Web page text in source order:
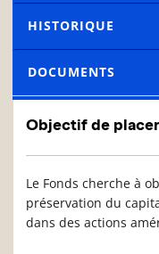
HISTORIQUE
DOCUMENTS
Objectif de
Le Fonds cherche à
préservation du
dans des actions